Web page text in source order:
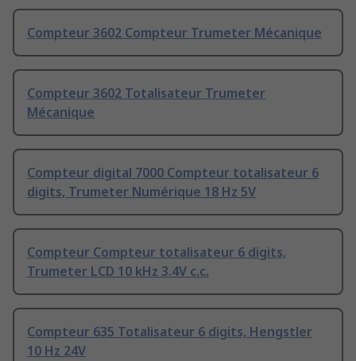
Compteur 3602 Compteur Trumeter Mécanique
Compteur 3602 Totalisateur Trumeter
Mécanique
Compteur digital 7000 Compteur totalisateur 6
digits, Trumeter Numérique 18 Hz 5V
Compteur Compteur totalisateur 6 digits,
Trumeter LCD 10 kHz 3.4V c.c.
Compteur 635 Totalisateur 6 digits, Hengstler
10 Hz 24V